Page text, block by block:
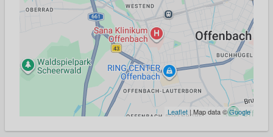
Leaflet | Map data ©Google